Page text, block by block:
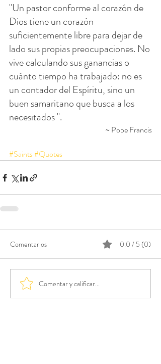
"Un pastor conforme al corazón de
Dios tiene un corazón
suficientemente libre para dejar de
lado sus propias preocupaciones. No
vive calculando sus ganancias o
cuánto tiempo ha trabajado: no es
un contador del Espíritu, sino un
buen samaritano que busca a los
necesitados ".
~ Pope Francis
#Saints#Quotes
Comentarios 0.0 / 5 (0)
Comentar y calificar...